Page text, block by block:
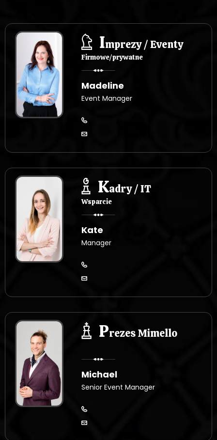
Imprezy / Eventy
Firmowe/prywatne
Madeline
Event Manager
Kadry / IT
Wsparcie
Kate
Manager
Prezes Mimello
Michael
Senior Event Manager